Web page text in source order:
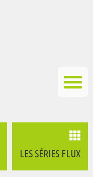
LES SÉRIES FLUX